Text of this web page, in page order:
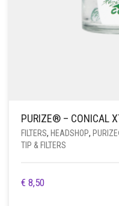
PURIZE® – CONICAL
FILTERS, HEADSHOP,
TIP & FILTERS
€ 8,50